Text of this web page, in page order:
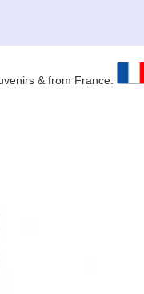
& from France: